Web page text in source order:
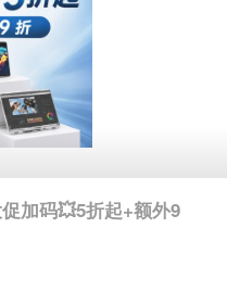
加码💥5折起+额外9